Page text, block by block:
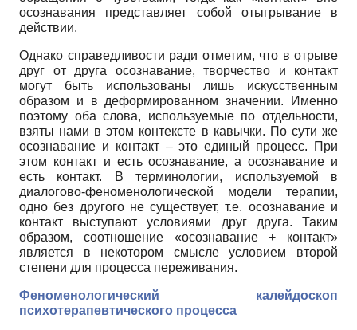
осознавания представляет собой отыгрывание в
действии.
Однако справедливости ради отметим, что в отрыве
друг от друга осознавание, творчество и контакт
могут быть использованы лишь искусственным
образом и в деформированном значении. Именно
поэтому оба слова, используемые по отдельности,
взяты нами в этом контексте в кавычки. По сути же
осознавание и контакт – это единый процесс. При
этом контакт и есть осознавание, а осознавание и
есть контакт. В терминологии, используемой в
диалогово-феноменологической модели терапии,
одно без другого не существует, т.е. осознавание и
контакт выступают условиями друг друга. Таким
образом, соотношение «осознавание + контакт»
является в некотором смысле условием второй
степени для процесса переживания.
Феноменологический калейдоскоп
психотерапевтического процесса